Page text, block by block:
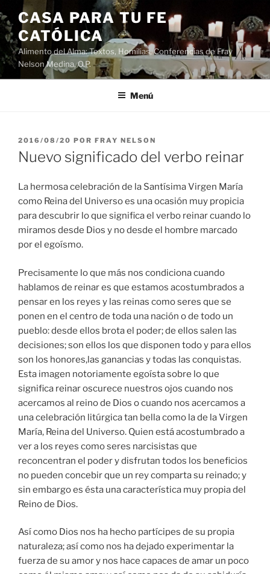
Saltar
al
contenido
CASA PARA TU FE
CATÓLICA
Alimento del Alma: Textos, Homilias, Conferencias de Fray
Nelson Medina, O.P.
Menú
PUBLICADO
EL
2016/08/20 POR FRAY NELSON
Nuevo significado del verbo reinar
La hermosa celebración de la Santísima Virgen María
como Reina del Universo es una ocasión muy propicia
para descubrir lo que significa el verbo reinar cuando lo
miramos desde Dios y no desde el hombre marcado
por el egoísmo.
Precisamente lo que más nos condiciona cuando
hablamos de reinar es que estamos acostumbrados a
pensar en los reyes y las reinas como seres que se
ponen en el centro de toda una nación o de todo un
pueblo: desde ellos brota el poder; de ellos salen las
decisiones; son ellos los que disponen todo y para ellos
son los honores,las ganancias y todas las conquistas.
Esta imagen notoriamente egoísta sobre lo que
significa reinar oscurece nuestros ojos cuando nos
acercamos al reino de Dios o cuando nos acercamos a
una celebración litúrgica tan bella como la de la Virgen
María, Reina del Universo. Quien está acostumbrado a
ver a los reyes como seres narcisistas que
reconcentran el poder y disfrutan todos los beneficios
no pueden concebir que un rey comparta su reinado; y
sin embargo es ésta una característica muy propia del
Reino de Dios.
Así como Dios nos ha hecho partícipes de su propia
naturaleza; así como nos ha dejado experimentar la
fuerza de su amor y nos hace capaces de amar un poco